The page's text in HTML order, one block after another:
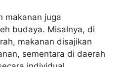
makanan juga
budaya. Misalnya, di
makanan disajikan
sementara di daerah